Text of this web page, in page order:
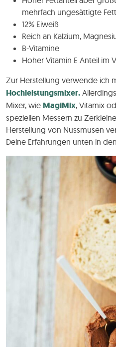
mehrfach ungesättigte
12% Eiweiß
Reich an Kalzium,
B-Vitamine
Hoher Vitamin E Anteil im
Zur Herstellung verwende ich
Hochleistungsmixer.
Mixer, wie MagiMix, Vitamix
speziellen Messern zu
Herstellung von Nussmusen
Deine Erfahrungen unten in